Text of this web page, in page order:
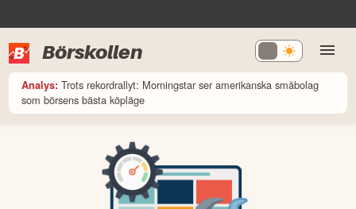
Börskollen
Analys: Trots rekordrallyt: Morningstar ser amerikanska småbolag
som börsens bästa köpläge